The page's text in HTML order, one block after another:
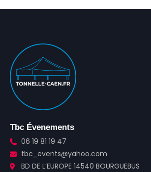
Tbc Évenements
06 19 81 19 47
tbc_events@yahoo.com
BD DE L’EUROPE 14540 BOURGUEBUS